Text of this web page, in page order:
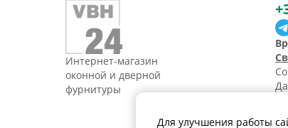
Интернет-магазин
оконной и дверной
фурнитуры
Для улучшения работы